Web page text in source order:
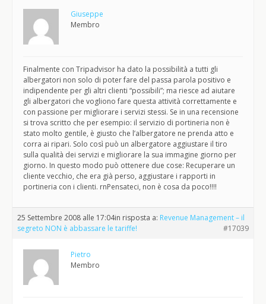
Giuseppe
Membro
Finalmente con Tripadvisor ha dato la possibilità a tutti gli
albergatori non solo di poter fare del passa parola positivo e
indipendente per gli altri clienti “possibili”; ma riesce ad aiutare
gli albergatori che vogliono fare questa attività correttamente e
con passione per migliorare i servizi stessi. Se in una recensione
si trova scritto che per esempio: il servizio di portineria non è
stato molto gentile, è giusto che l’albergatore ne prenda atto e
corra ai ripari. Solo così può un albergatore aggiustare il tiro
sulla qualità dei servizi e migliorare la sua immagine giorno per
giorno. In questo modo può ottenere due cose: Recuperare un
cliente vecchio, che era già perso, aggiustare i rapporti in
portineria con i clienti. rnPensateci, non è cosa da poco!!!!
25 Settembre 2008 alle 17:04in risposta a: Revenue Management – il
segreto NON è abbassare le tariffe!
#17039
Pietro
Membro